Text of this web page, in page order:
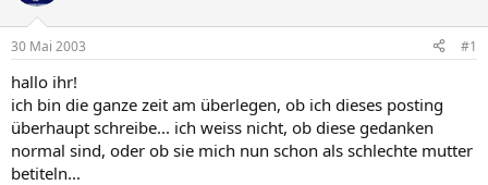
e
r
t
30 Mai 2003 #1
hallo ihr!
ich bin die ganze zeit am überlegen, ob ich dieses posting
überhaupt schreibe... ich weiss nicht, ob diese gedanken
normal sind, oder ob sie mich nun schon als schlechte mutter
betiteln...